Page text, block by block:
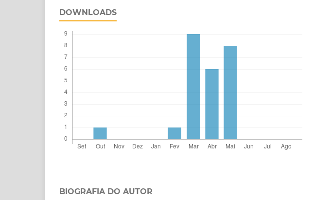
DOWNLOADS
BIOGRAFIA DO AUTOR